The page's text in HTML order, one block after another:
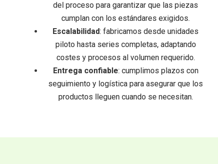
del proceso para garantizar que las piezas
cumplan con los estándares exigidos.
Escalabilidad: fabricamos desde unidades
piloto hasta series completas, adaptando
costes y procesos al volumen requerido.
Entrega confiable: cumplimos plazos con
seguimiento y logística para asegurar que los
productos lleguen cuando se necesitan.